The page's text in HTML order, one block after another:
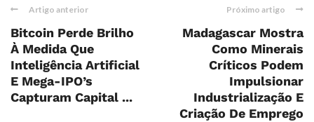
Artigo anterior
Bitcoin Perde Brilho
À Medida Que
Inteligência Artificial
E Mega-IPO’s
Capturam Capital ...
Próximo artigo
Madagascar Mostra
Como Minerais
Críticos Podem
Impulsionar
Industrialização E
Criação De Emprego